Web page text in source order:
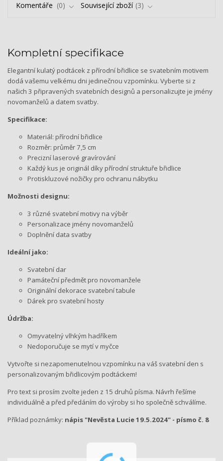
Komentáře
0 Související zboží 3
Kompletní specifikace
Elegantní kulatý podtácek z přírodní břidlice se svatebním motivem
dodá vašemu velkému dni jedinečnou vzpomínku. Vyberte si z
našich 3 připravených svatebních designů a personalizujte je jmény
novomanželů a datem svatby.
Specifikace:
Materiál: přírodní břidlice
Rozměr: průměr 7,5 cm
Precizní laserové gravírování
Každý kus je originál díky přírodní struktuře břidlice
Protiskluzové nožičky pro ochranu nábytku
Možnosti designu:
3 různé svatební motivy na výběr
Personalizace jmény novomanželů
Doplnění data svatby
Ideální jako:
Svatební dar
Památeční předmět pro novomanžele
Originální dekorace svatební tabule
Dárek pro svatební hosty
Údržba:
Omyvatelný vlhkým hadříkem
Nedoporučuje se mytí v myčce
Vytvořte si nezapomenutelnou vzpomínku na váš svatební den s
personalizovaným břidlicovým podtáckem!
Pro text si prosím zvolte jeden z 15 druhů písma. Návrh řešíme
individuálně a před předáním do výroby si ho společně schválíme.
Příklad poznámky: nápis "Nevěsta Lucie 19.5.2024" - písmo č. 8